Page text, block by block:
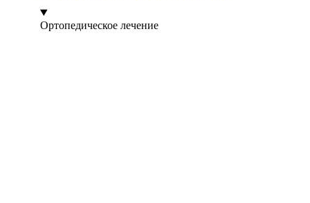
Ортопедическое лечение